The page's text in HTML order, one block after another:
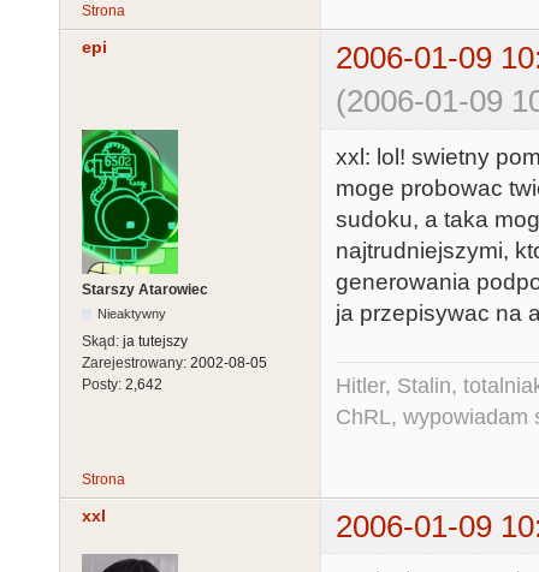
Strona
epi
2006-01-09
(2006-01-09
Starszy Atarowiec
Nieaktywny
Skąd: ja tutejszy
Zarejestrowany: 2002-08-05
Posty: 2,642
xxl: lol! swietny
moge probowac
sudoku, a taka
najtrudniejszymi,
generowania
ja przepisywac na
Hitler, Stalin,
ChRL, wypowiadam
Strona
xxl 2006-01-09